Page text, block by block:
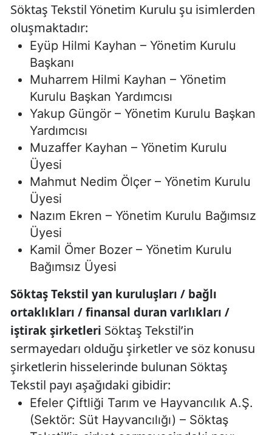
Söktaş Tekstil Yönetim Kurulu şu isimlerden
oluşmaktadır:
Eyüp Hilmi Kayhan – Yönetim Kurulu
Başkanı
Muharrem Hilmi Kayhan – Yönetim
Kurulu Başkan Yardımcısı
Yakup Güngör – Yönetim Kurulu Başkan
Yardımcısı
Muzaffer Kayhan – Yönetim Kurulu
Üyesi
Mahmut Nedim Ölçer – Yönetim Kurulu
Üyesi
Nazım Ekren – Yönetim Kurulu Bağımsız
Üyesi
Kamil Ömer Bozer – Yönetim Kurulu
Bağımsız Üyesi
Söktaş Tekstil yan kuruluşları / bağlı
ortaklıkları / finansal duran varlıkları /
iştirak şirketleri Söktaş Tekstil’in
sermayedarı olduğu şirketler ve söz konusu
şirketlerin hisselerinde bulunan Söktaş
Tekstil payı aşağıdaki gibidir:
Efeler Çiftliği Tarım ve Hayvancılık A.Ş.
(Sektör: Süt Hayvancılığı) – Söktaş